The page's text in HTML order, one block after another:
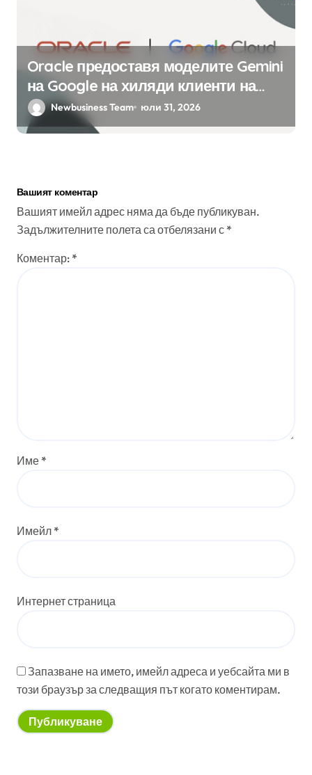
Oracle предоставя моделите Gemini
на Google на хиляди клиенти на
бизнес приложения
Newbusiness Team юли 31, 2026
Вашият коментар
Вашият имейл адрес няма да бъде публикуван.
Задължителните полета са отбелязани с *
Коментар: *
Име *
Имейл *
Интернет страница
Запазване на името, имейл адреса и уебсайта ми в
този браузър за следващия път когато коментирам.